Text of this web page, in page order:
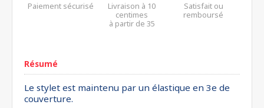
Paiement sécurisé
Livraison à 10
centimes
à partir de 35
Satisfait ou
remboursé
Résumé
Le stylet est maintenu par un élastique en 3e de
couverture.